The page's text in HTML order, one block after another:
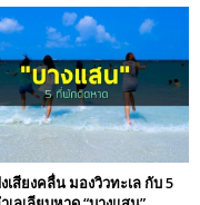
สียงคลื่น มองวิวทะเล กับ 5